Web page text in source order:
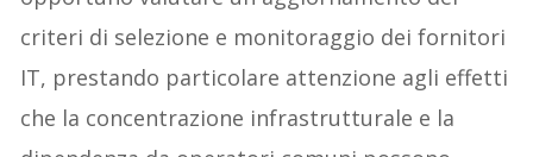
criteri di selezione e monitoraggio dei fornitori
IT, prestando particolare attenzione agli effetti
che la concentrazione infrastrutturale e la